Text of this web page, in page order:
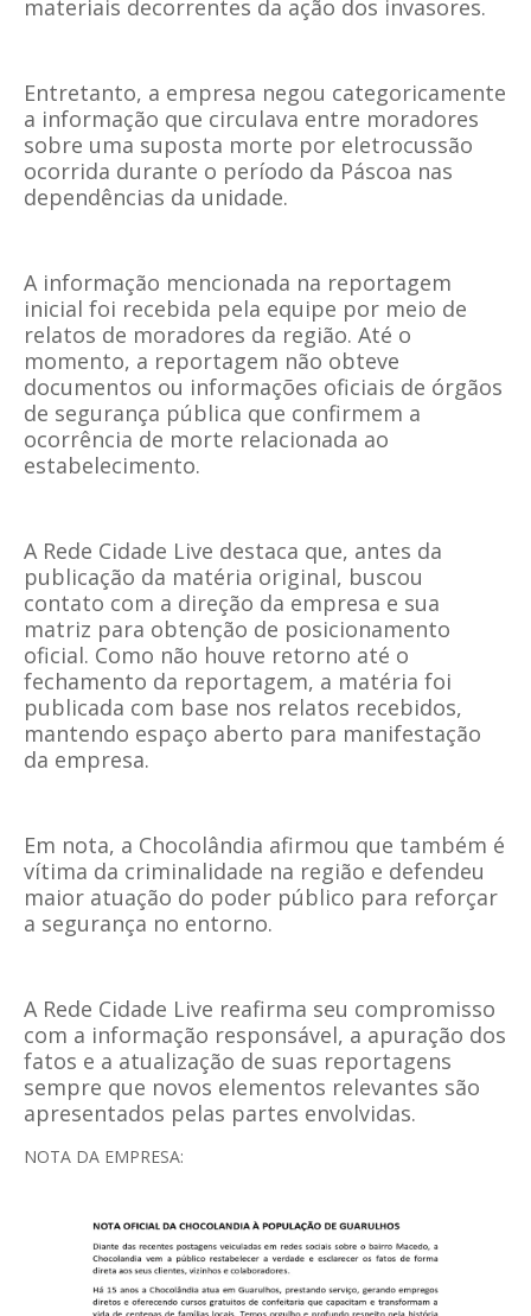
materiais decorrentes da ação dos invasores.
Entretanto, a empresa negou categoricamente
a informação que circulava entre moradores
sobre uma suposta morte por eletrocussão
ocorrida durante o período da Páscoa nas
dependências da unidade.
A informação mencionada na reportagem
inicial foi recebida pela equipe por meio de
relatos de moradores da região. Até o
momento, a reportagem não obteve
documentos ou informações oficiais de órgãos
de segurança pública que confirmem a
ocorrência de morte relacionada ao
estabelecimento.
A Rede Cidade Live destaca que, antes da
publicação da matéria original, buscou
contato com a direção da empresa e sua
matriz para obtenção de posicionamento
oficial. Como não houve retorno até o
fechamento da reportagem, a matéria foi
publicada com base nos relatos recebidos,
mantendo espaço aberto para manifestação
da empresa.
Em nota, a Chocolândia afirmou que também é
vítima da criminalidade na região e defendeu
maior atuação do poder público para reforçar
a segurança no entorno.
A Rede Cidade Live reafirma seu compromisso
com a informação responsável, a apuração dos
fatos e a atualização de suas reportagens
sempre que novos elementos relevantes são
apresentados pelas partes envolvidas.
NOTA DA EMPRESA: